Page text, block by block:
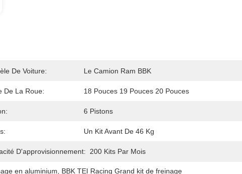
De Voiture: Le Camion Ram BBK
De La Roue: 18 Pouces 19 Pouces 20 Pouces
6 Pistons
Un Kit Avant De 46 Kg
D'approvisionnement: 200 Kits Par Mois
en aluminium BBK TEI Racing Grand kit de freinage